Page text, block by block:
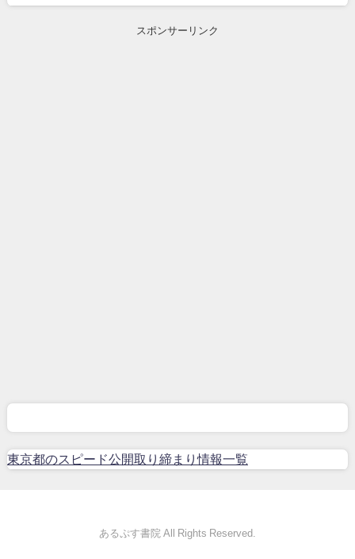
スポンサーリンク
東京都のスピード公開取り締まり情報一覧
あるぷす書院 All Rights Reserved.